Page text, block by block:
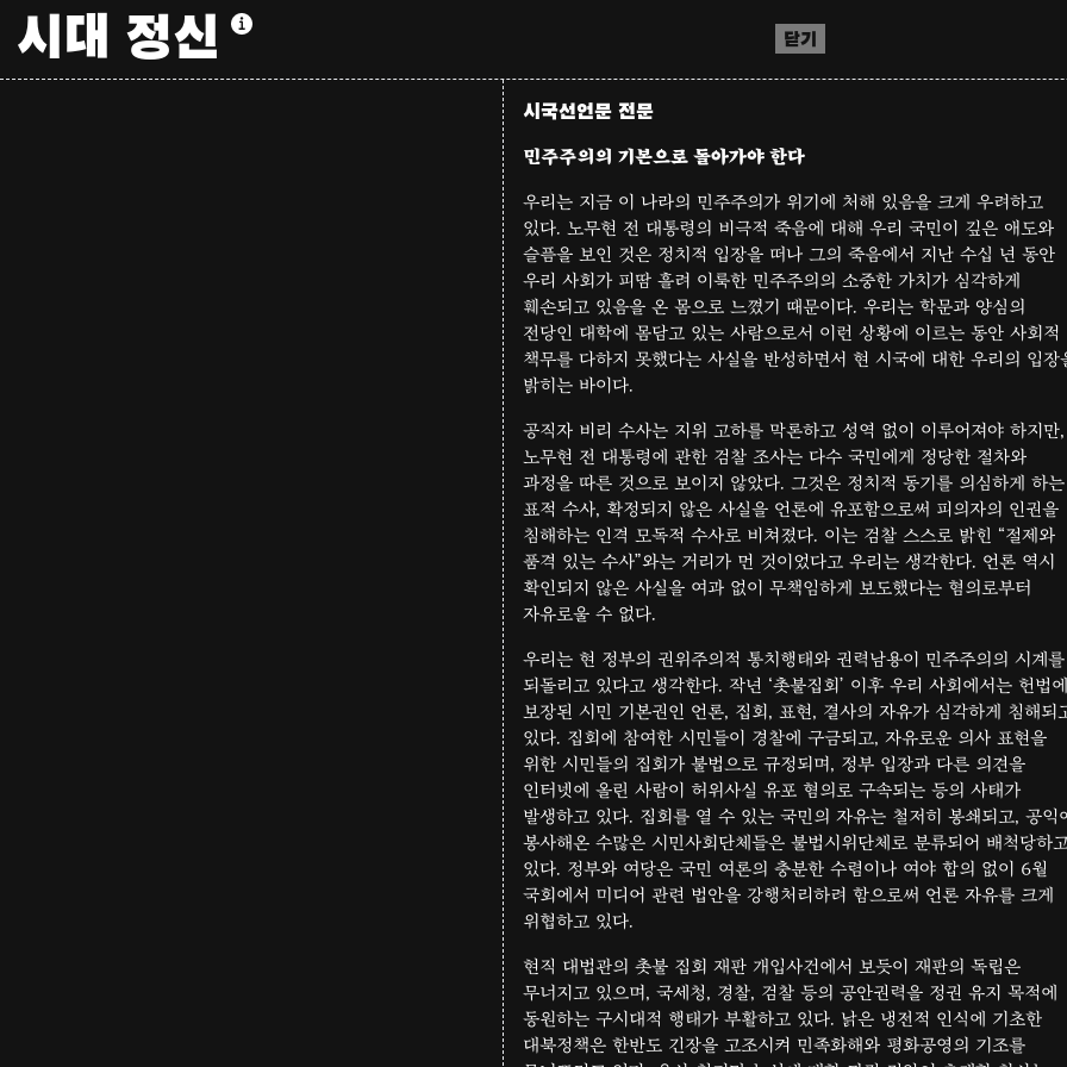
시대 정신 닫기
시국선언문 전문
민주주의의 기본으로 돌아가야 한다
우리는 지금 이 나라의 민주주의가 위기에 처해 있음을 크게 우려하고
있다. 노무현 전 대통령의 비극적 죽음에 대해 우리 국민이 깊은 애도와
슬픔을 보인 것은 정치적 입장을 떠나 그의 죽음에서 지난 수십 년 동안
우리 사회가 피땀 흘려 이룩한 민주주의의 소중한 가치가 심각하게
훼손되고 있음을 온 몸으로 느꼈기 때문이다. 우리는 학문과 양심의
전당인 대학에 몸담고 있는 사람으로서 이런 상황에 이르는 동안 사회적
책무를 다하지 못했다는 사실을 반성하면서 현 시국에 대한 우리의 입장
밝히는 바이다.
공직자 비리 수사는 지위 고하를 막론하고 성역 없이 이루어져야 하지만,
노무현 전 대통령에 관한 검찰 조사는 다수 국민에게 정당한 절차와
과정을 따른 것으로 보이지 않았다. 그것은 정치적 동기를 의심하게 하는
표적 수사, 확정되지 않은 사실을 언론에 유포함으로써 피의자의 인권을
침해하는 인격 모독적 수사로 비쳐졌다. 이는 검찰 스스로 밝힌 “절제와
품격 있는 수사”와는 거리가 먼 것이었다고 우리는 생각한다. 언론 역시
확인되지 않은 사실을 여과 없이 무책임하게 보도했다는 혐의로부터
자유로울 수 없다.
우리는 현 정부의 권위주의적 통치행태와 권력남용이 민주주의의 시계를
되돌리고 있다고 생각한다. 작년 ‘촛불집회’ 이후 우리 사회에서는 헌법에
보장된 시민 기본권인 언론, 집회, 표현, 결사의 자유가 심각하게 침해되
있다. 집회에 참여한 시민들이 경찰에 구금되고, 자유로운 의사 표현을
위한 시민들의 집회가 불법으로 규정되며, 정부 입장과 다른 의견을
인터넷에 올린 사람이 허위사실 유포 혐의로 구속되는 등의 사태가
발생하고 있다. 집회를 열 수 있는 국민의 자유는 철저히 봉쇄되고, 공익
봉사해온 수많은 시민사회단체들은 불법시위단체로 분류되어 배척당하
있다. 정부와 여당은 국민 여론의 충분한 수렴이나 여야 합의 없이 6월
국회에서 미디어 관련 법안을 강행처리하려 함으로써 언론 자유를 크게
위협하고 있다.
현직 대법관의 촛불 집회 재판 개입사건에서 보듯이 재판의 독립은
무너지고 있으며, 국세청, 경찰, 검찰 등의 공안권력을 정권 유지 목적에
동원하는 구시대적 행태가 부활하고 있다. 낡은 냉전적 인식에 기초한
대북정책은 한반도 긴장을 고조시켜 민족화해와 평화공영의 기조를